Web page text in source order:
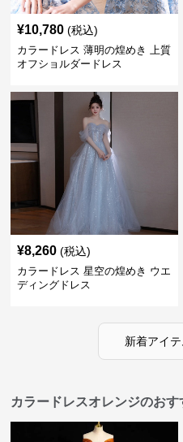
¥10,780 (税込)
カラードレス 薄明の煌めき 上質
オフショルダードレス
¥8,260 (税込)
カラードレス 星空の煌めき ウエ
ディングドレス
新着アイ
カラードレスオレンジのおす